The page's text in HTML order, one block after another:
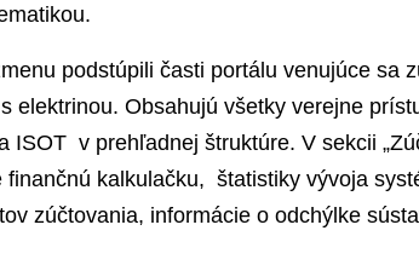
podstúpili časti portálu venujúce sa
elektrinou. Obsahujú všetky verejne
ISOT v prehľadnej štruktúre. V sekcii
finančnú kalkulačku, štatistiky vývoja
zúčtovania, informácie o odchýlke